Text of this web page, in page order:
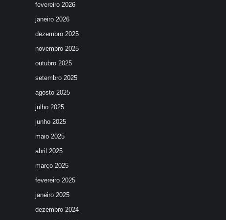
fevereiro 2026
janeiro 2026
dezembro 2025
novembro 2025
outubro 2025
setembro 2025
agosto 2025
julho 2025
junho 2025
maio 2025
abril 2025
março 2025
fevereiro 2025
janeiro 2025
dezembro 2024